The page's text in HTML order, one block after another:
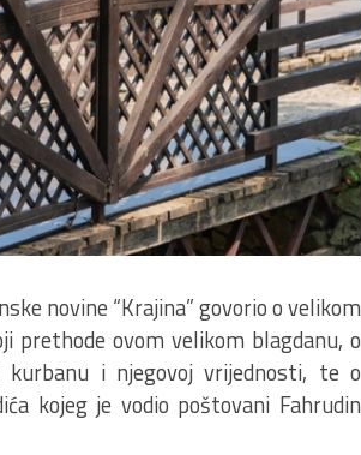
novine “Krajina” govorio o velikom
prethode ovom velikom blagdanu, o
kurbanu i njegovoj vrijednosti, te o
kojeg je vodio poštovani Fahrudin